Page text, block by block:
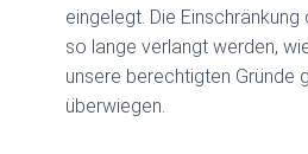
eingelegt. Die
so lange verlangt werden,
unsere berechtigten Gründe
überwiegen.